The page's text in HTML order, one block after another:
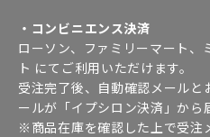
・コンビニエンス決済
ローソン、ファミリーマート、
ト にてご利用いただけます。
受注完了後、自動確認メールと
ールが「イプシロン決済」から
※商品在庫を確認した上で受注